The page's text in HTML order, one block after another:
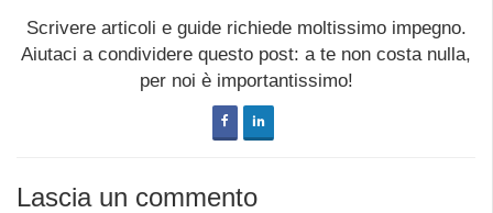
Scrivere articoli e guide richiede moltissimo impegno.
Aiutaci a condividere questo post: a te non costa nulla,
per noi è importantissimo!
Lascia un commento